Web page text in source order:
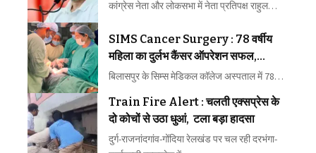
कांग्रेस नेता और लोकसभा में नेता प्रतिपक्ष राहुल…
SIMS Cancer Surgery : 78 वर्षीय
महिला का दुर्लभ कैंसर ऑपरेशन सफल,
अंडाशय से निकला एक किलो का ट्यूमर
बिलासपुर के सिम्स मेडिकल कॉलेज अस्पताल में 78…
Train Fire Alert : चलती एक्सप्रेस के
दो कोचों से उठा धुआं, टला बड़ा हादसा
दुर्ग-राजनांदगांव-गोंदिया रेलखंड पर चल रही दरभंगा-